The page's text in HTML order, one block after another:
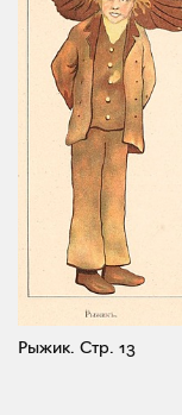
Рыжик. Стр. 13